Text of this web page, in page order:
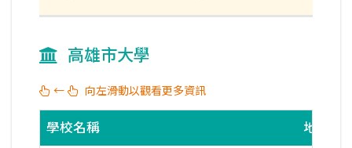
高雄市大學
← 向左滑動以觀看更多資訊
學校名稱 地區